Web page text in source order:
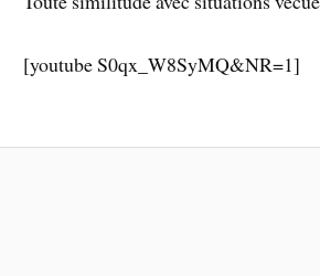
[youtube S0qx_W8SyMQ&NR=1]